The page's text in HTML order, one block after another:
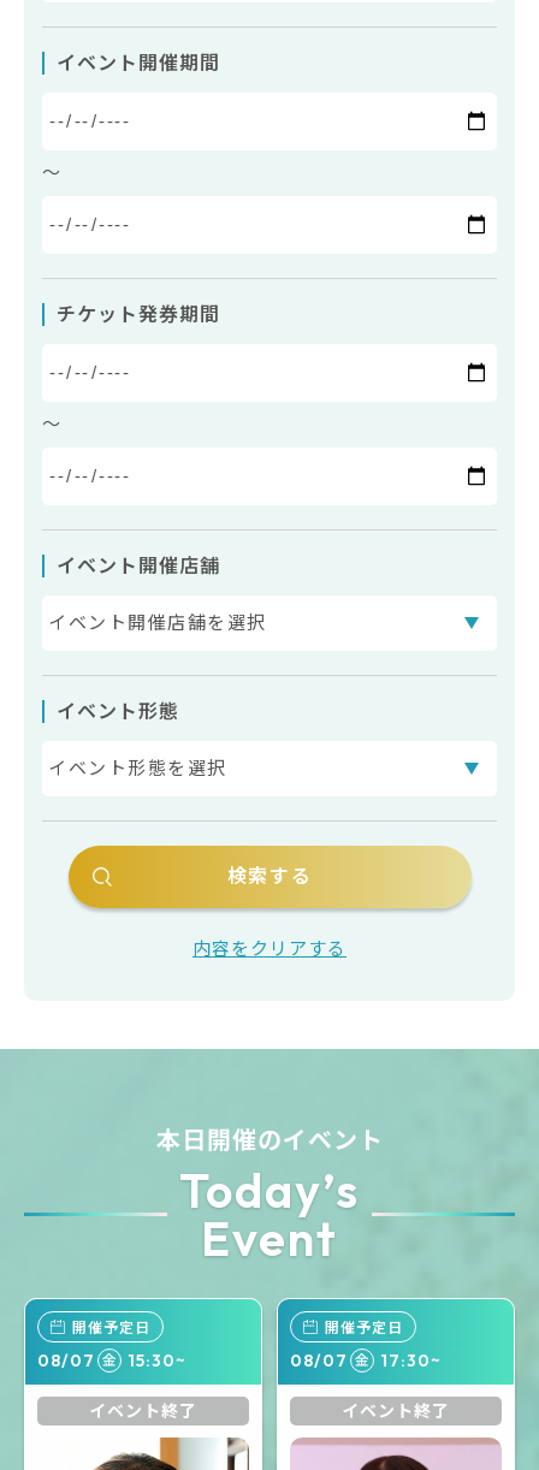
イベント開催期間
〜
チケット発券期間
〜
イベント開催店舗
イベント形態
内容をクリアする
本日開催のイベント
Today’s
Event
開催予定日
08/07 金 15:30~
イベント終了
開催予定日
08/07 金 17:30~
イベント終了